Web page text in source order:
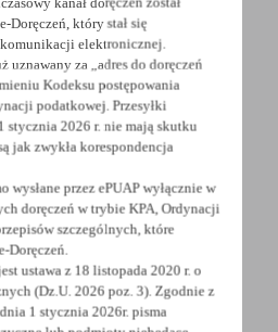
UDOSTĘPNIJ
NASTĘPNY
Zostaw nam swoją opinię
być najlepsi, a Twoje zdanie
w tym pomoże!
KOMENTARZ
Doręczeń, który stał się
elektronicznej.
uznawany za „adres do doręczeń
Kodeksu postępowania
podatkowej. Przesyłki
stycznia 2026 r. nie mają skutku
jak zwykła korespondencja
wysłane przez ePUAP wyłącznie w
doręczeń w trybie KPA, Ordynacji
szczególnych, które
Doręczeń.
ustawa z 18 listopada 2020 r. o
(Dz.U. 2026 poz. 3). Zgodnie z
1 stycznia 2026r. pisma